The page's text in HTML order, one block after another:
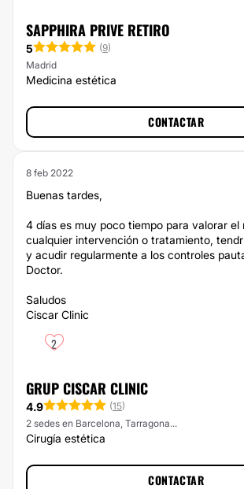
SAPPHIRA PRIVE RETIRO
5 (9)
Madrid
Medicina estética
CONTACTAR
8 feb 2022
Buenas tardes,
4 días es muy poco tiempo para valorar el
cualquier intervención o tratamiento,
y acudir regularmente a los controles
Doctor.
Saludos
Ciscar Clinic
2
GRUP CISCAR CLINIC
4.9 (15)
2 sedes en Barcelona, Tarragona...
Cirugía estética
CONTACTAR